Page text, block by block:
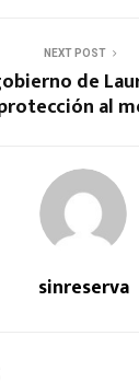
NEXT POST
de
al
sinreserva